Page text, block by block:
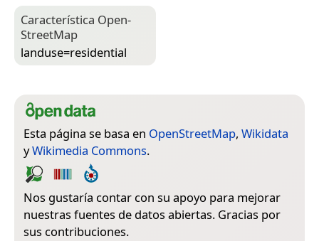
Característica Open­
Street­Map
landuse=­residential
Esta página se basa en OpenStreetMap, Wikidata
yWikimedia Commons.
Nos gustaría contar con su apoyo para mejorar
nuestras fuentes de datos abiertas. Gracias por
sus contribuciones.